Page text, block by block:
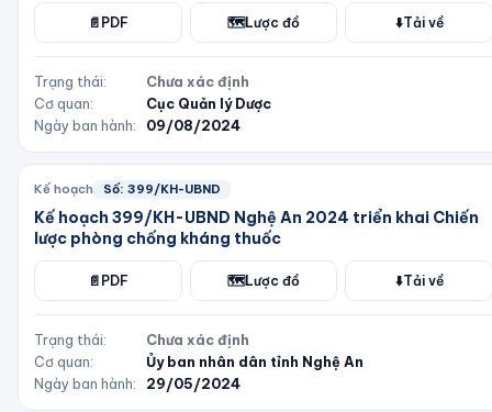
📄 PDF 🗺️Lược đồ ⬇️Tải về
Trạng thái:
Chưa xác định
Cơ quan:
Cục Quản lý Dược
Ngày ban hành:
09/08/2024
Kế hoạch Số: 399/KH-UBND
Kế hoạch 399/KH-UBND Nghệ An 2024 triển khai Chiến
lược phòng chống kháng thuốc
📄 PDF 🗺️Lược đồ ⬇️Tải về
Trạng thái:
Chưa xác định
Cơ quan:
Ủy ban nhân dân tỉnh Nghệ An
Ngày ban hành:
29/05/2024